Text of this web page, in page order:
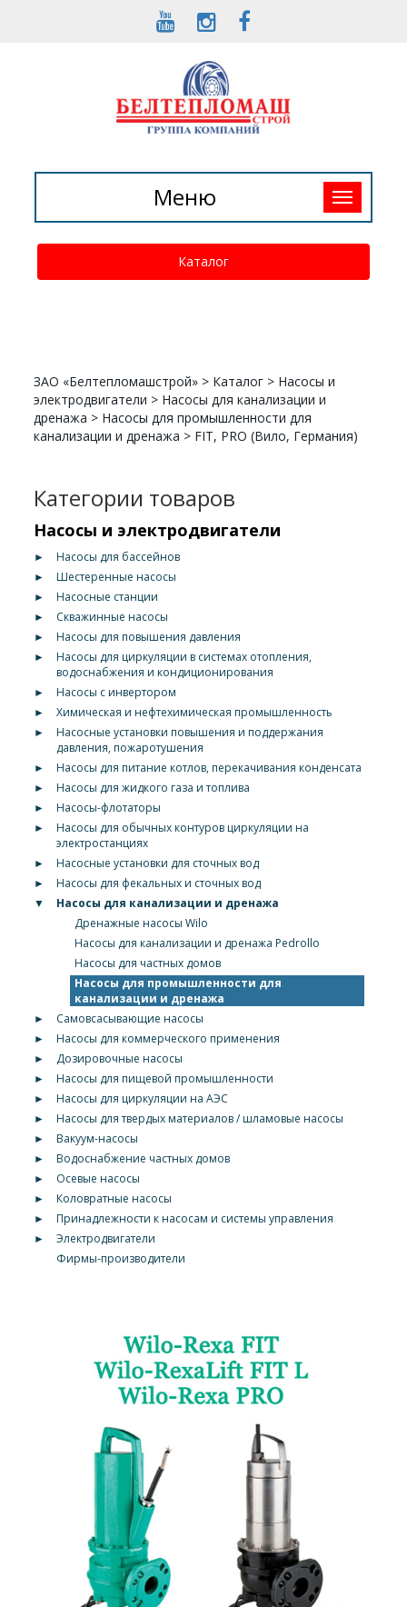
Toggle
navigation
Меню
Каталог
ЗАО «Белтепломашстрой» > Каталог > Насосы и
электродвигатели > Насосы для канализации и
дренажа > Насосы для промышленности для
канализации и дренажа > FIT, PRO (Вило, Германия)
Категории товаров
Насосы и электродвигатели
►
Насосы для бассейнов
►
Шестеренные насосы
►
Насосные станции
►
Скважинные насосы
►
Насосы для повышения давления
►
Насосы для циркуляции в системах отопления,
водоснабжения и кондиционирования
►
Насосы с инвертором
►
Химическая и нефтехимическая промышленность
►
Насосные установки повышения и поддержания
давления, пожаротушения
►
Насосы для питание котлов, перекачивания конденсата
►
Насосы для жидкого газа и топлива
►
Насосы-флотаторы
►
Насосы для обычных контуров циркуляции на
электростанциях
►
Насосные установки для сточных вод
►
Насосы для фекальных и сточных вод
▼
Насосы для канализации и дренажа
Дренажные насосы Wilo
Насосы для канализации и дренажа Pedrollo
Насосы для частных домов
Насосы для промышленности для
канализации и дренажа
►
Самовсасывающие насосы
►
Насосы для коммерческого применения
►
Дозировочные насосы
►
Насосы для пищевой промышленности
►
Насосы для циркуляции на АЭС
►
Насосы для твердых материалов / шламовые насосы
►
Вакуум-насосы
►
Водоснабжение частных домов
►
Осевые насосы
►
Коловратные насосы
►
Принадлежности к насосам и системы управления
►
Электродвигатели
Фирмы-производители